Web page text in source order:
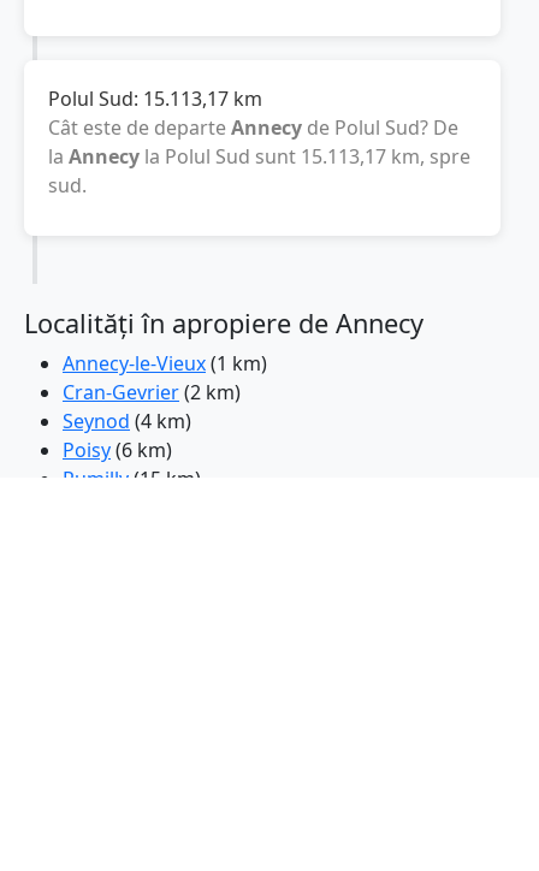
Polul Sud: 15.113,17 km
Cât este de departeAnnecy de Polul Sud? De
la Annecy la Polul Sud sunt 15.113,17 km, spre
sud.
Localități în apropiere de Annecy
Annecy-le-Vieux(1 km)
Cran-Gevrier(2 km)
Seynod (4 km)
Poisy(6 km)
Rumilly (15 km)